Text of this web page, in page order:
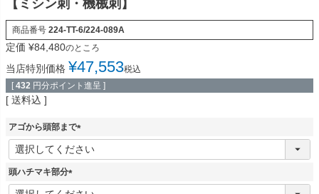
【ミシン刺・機械刺】
商品番号 224-TT-6/224-089A
定価 ¥84,480のところ
当店特別価格 ¥47,553税込
[ 432 円分ポイント進呈 ]
送料込
アゴから頭部まで
(
必
頭ハチマキ部分
(